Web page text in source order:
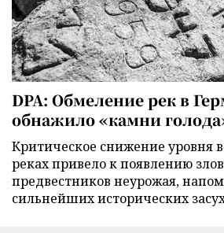
DPA: Обмеление рек в
обнажило «камни
Критическое снижение уровня
реках привело к появлению
предвестников неурожая,
сильнейших исторических